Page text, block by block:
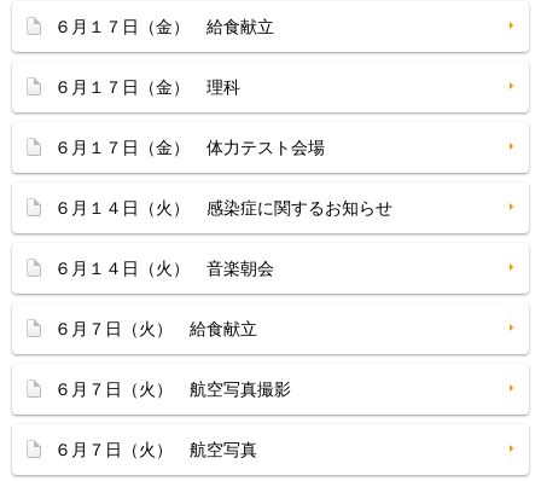
６月１７日（金） 給食献立
６月１７日（金） 理科
６月１７日（金） 体力テスト会場
６月１４日（火） 感染症に関するお知らせ
６月１４日（火） 音楽朝会
６月７日（火） 給食献立
６月７日（火） 航空写真撮影
６月７日（火） 航空写真